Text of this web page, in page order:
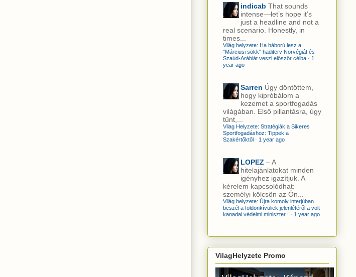
indicab That sounds
intense—let’s hope it’s
just a headline and not a
real scenario. Honestly, in
times...
Világ helyzete: Ha háború lesz a
"Márciusi sokk" haditerv Norvégiát és
Szaúd-Arábiát veszi először célba · 1
year ago
Sarren Úgy döntöttem,
hogy kipróbálom a
kezemet a sportfogadás
világában. Első pillantásra, úgy
tűnt,...
Vilag Helyzete: Stratégiák a Sikeres
Sportfogadáshoz: Tippek a
Szakértőktől · 1 year ago
LOPEZ – A
hitelajánlatokat minden
igényhez igazítjuk. A
kérelem kapcsolódhat:
személyi kölcsön az Ön...
Világ helyzete: Újra komoly interjúban
beszél a földönkívüliek jelenlétéről a volt
kanadai védelmi miniszter ! · 1 year ago
VilagHelyzete Promo